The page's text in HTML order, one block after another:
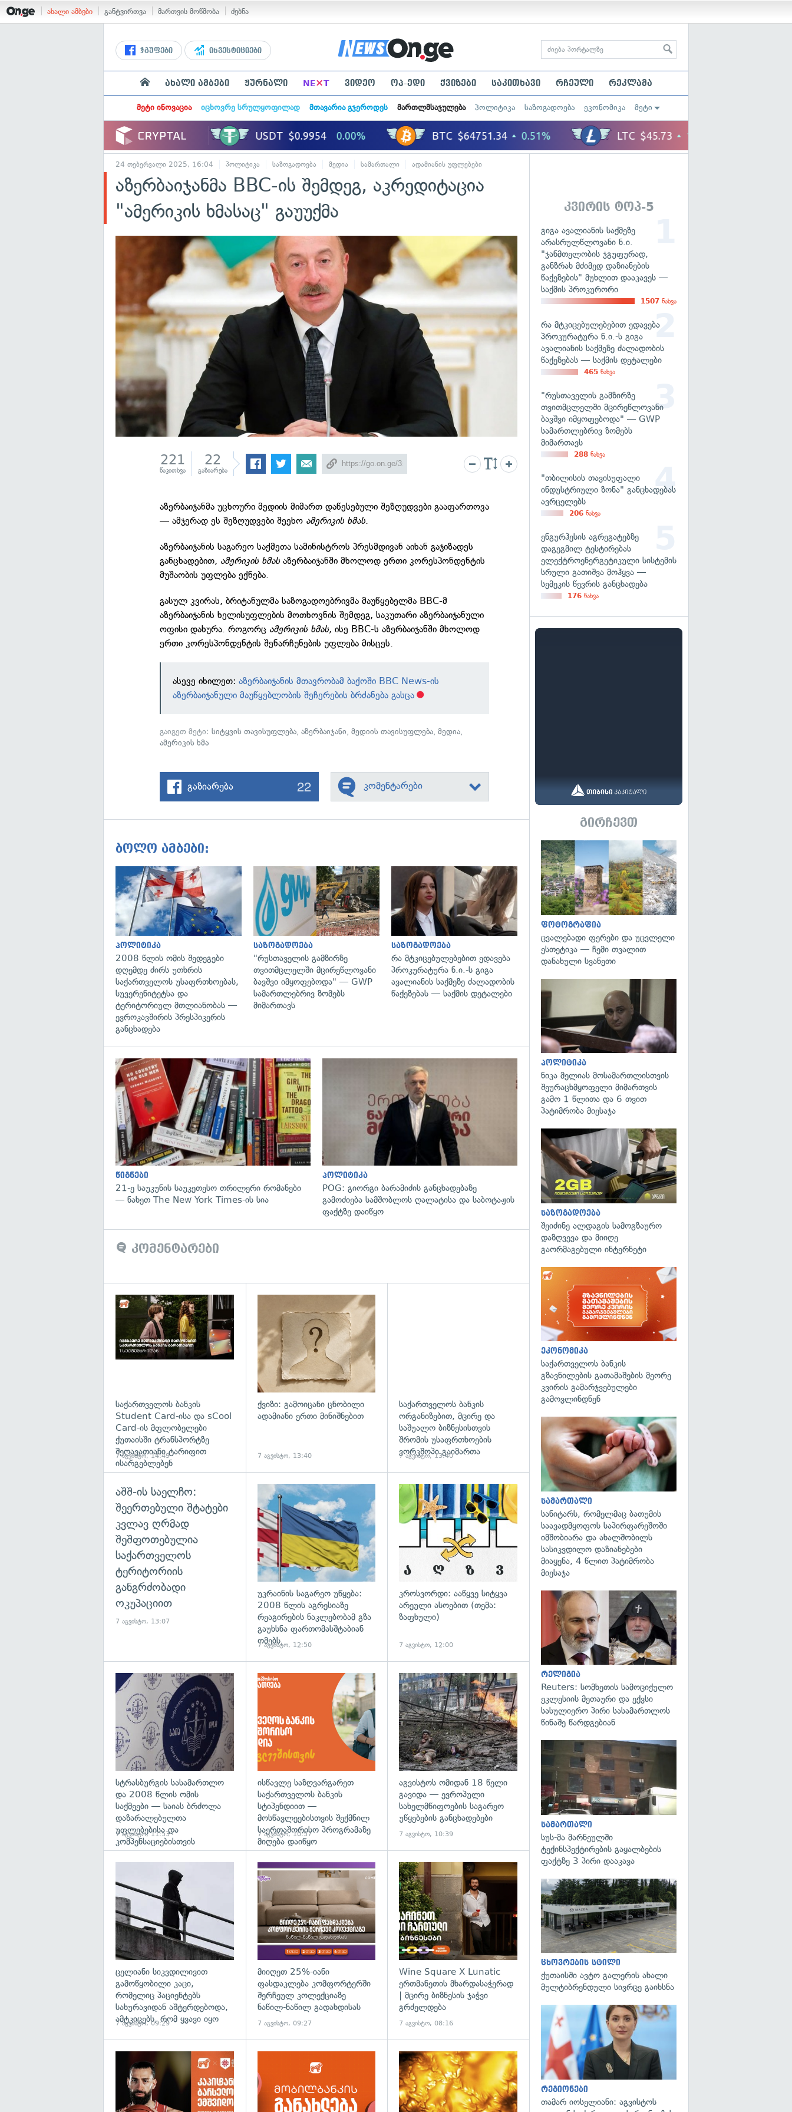
ახალი ამბები განტვირთვა მართვის მოწმობა ძებნა
ჯგუფები ინვესტიციები
ახალი ამბები ჟურნალი NE×T ვიდეო ოპ-ედი ქვიზები საკითხავი რჩეული რეკლამა
მეტი ინოვაცია იცხოვრე სრულყოფილად მთავარია გჯეროდეს მართლმსაჯულება პოლიტიკა საზოგადოება ეკონომიკა მეტი
24 თებერვალი 2025, 16:04 პოლიტიკა საზოგადოება მედია სამართალი ადამიანის უფლებები
აზერბაიჯანმა BBC-ის შემდეგ, აკრედიტაცია
"ამერიკის ხმასაც" გაუუქმა
221
წაკითხვა
22
გაზიარება
აზერბაიჯანმა უცხოური მედიის მიმართ დაწესებული შეზღუდვები გააფართოვა
— ამჯერად ეს შეზღუდვები შეეხო ამერიკის ხმას.
აზერბაიჯანის საგარეო საქმეთა სამინისტროს პრესმდივან აიხან გაჯიზადეს
განცხადებით, ამერიკის ხმასაზერბაიჯანში მხოლოდ ერთი კორესპონდენტის
მუშაობის უფლება ექნება.
გასულ კვირას, ბრიტანულმა საზოგადოებრივმა მაუწყებელმა BBC-მ
აზერბაიჯანის ხელისუფლების მოთხოვნის შემდეგ, საკუთარი აზერბაიჯანული
ოფისი დახურა. როგორც ამერიკის ხმას,ისე BBC-ს აზერბაიჯანში მხოლოდ
ერთი კორესპონდენტის შენარჩუნების უფლება მისცეს.
ასევე იხილეთ:აზერბაიჯანის მთავრობამ ბაქოში BBC News-ის
აზერბაიჯანული მაუწყებლობის შეჩერების ბრძანება გასცა
გაიგეთ მეტი:სიტყვის თავისუფლება,აზერბაიჯანი,მედიის თავისუფლება,მედია,
ამერიკის ხმა
გაზიარება 22 კომენტარები
ბოლო ამბები:
გადახედვა
პოლიტიკა
2008 წლის ომის შედეგები
დღემდე ძირს უთხრის
საქართველოს უსაფრთხოებას,
სუვერენიტეტსა და
ტერიტორიულ მთლიანობას —
ევროკავშირის პრესპიკერის
განცხადება
გადახედვა
საზოგადოება
"რუსთაველის გამზირზე
თვითმცლელში მცირეწლოვანი
ბავშვი იმყოფებოდა" — GWP
სამართლებრივ ზომებს
მიმართავს
გადახედვა
საზოგადოება
რა მტკიცებულებებით ედავება
პროკურატურა ნ.ი.-ს გიგა
ავალიანის საქმეზე ძალადობის
წაქეზებას — საქმის დეტალები
წიგნები
21-ე საუკუნის საუკეთესო თრილერი რომანები
— ნახეთ The New York Times-ის სია
გადახედვა
პოლიტიკა
POG: გიორგი ბარამიძის განცხადებაზე
გამოძიება სამშობლოს ღალატისა და საბოტაჟის
ფაქტზე დაიწყო
კომენტარები
საქართველოს ბანკის
Student Card-ისა და sCool
Card-ის მფლობელები
ქუთაისში ტრანსპორტზე
შეღავათიანი ტარიფით
ისარგებლებენ
7 აგვისტო, 14:49
ქვიზი: გამოიცანი ცნობილი
ადამიანი ერთი მინიშნებით
7 აგვისტო, 13:40
საქართველოს ბანკის
ორგანიზებით, მცირე და
საშუალო ბიზნესისთვის
შრომის უსაფრთხოების
ვორკშოპი გაიმართა
7 აგვისტო, 13:40
აშშ-ის საელჩო:
შეერთებული შტატები
კვლავ ღრმად
შეშფოთებულია
საქართველოს
ტერიტორიის
განგრძობადი
ოკუპაციით
7 აგვისტო, 13:07
გადახედვა
უკრაინის საგარეო უწყება:
2008 წლის აგრესიაზე
რეაგირების ნაკლებობამ გზა
გაუხსნა ფართომასშტაბიან
ომებს
7 აგვისტო, 12:50
გადახედვა
კროსვორდი: ააწყვე სიტყვა
არეული ასოებით (თემა:
ზაფხული)
7 აგვისტო, 12:00
გადახედვა
სტრასბურგის სასამართლო
და 2008 წლის ომის
საქმეები — საიას ბრძოლა
დაზარალებულთა
უფლებებისა და
კომპენსაციებისთვის
7 აგვისტო, 11:53
ისწავლე საზღვარგარეთ
საქართველოს ბანკის
სტიპენდიით —
მოსწავლეებისთვის შექმნილ
საერთაშორისო პროგრამაზე
მიღება დაიწყო
7 აგვისტო, 10:57
გადახედვა
აგვისტოს ომიდან 18 წელი
გავიდა — ევროპული
სახელმწიფოების საგარეო
უწყებების განცხადებები
7 აგვისტო, 10:39
გადახედვა
ცელიანი სიკვდილივით
გამოწყობილი კაცი,
რომელიც პაციენტებს
სახურავიდან აშტერდებოდა,
ამტკიცებს, რომ ყვავი იყო
7 აგვისტო, 09:29
მიიღეთ 25%-იანი
ფასდაკლება კომფორტერში
შერჩეულ კოლექციაზე
ნაწილ-ნაწილ გადახდისას
7 აგვისტო, 09:27
Wine Square X Lunatic
ერთმანეთის მხარდასაჭერად
| მცირე ბიზნესის ჯაჭვი
გრძელდება
7 აგვისტო, 08:16
გადახედვა
კვირის ტოპ-5
გიგა ავალიანის საქმეზე
არასრულწლოვანი ნ.ი.
"ჯანმთელობის ჯგუფურად,
განზრახ მძიმედ დაზიანების
წაქეზების" მუხლით დააკავეს —
საქმის პროკურორი
1507 ნახვა
რა მტკიცებულებებით ედავება
პროკურატურა ნ.ი.-ს გიგა
ავალიანის საქმეზე ძალადობის
წაქეზებას — საქმის დეტალები
465 ნახვა
"რუსთაველის გამზირზე
თვითმცლელში მცირეწლოვანი
ბავშვი იმყოფებოდა" — GWP
სამართლებრივ ზომებს
მიმართავს
288 ნახვა
"თბილისის თავისუფალი
ინდუსტრიული ზონა" განცხადებას
ავრცელებს
206 ნახვა
ენგურჰესის აგრეგატებზე
დაგეგმილ ტესტირებას
ელექტროენერგეტიკული სისტემის
სრული გათიშვა მოჰყვა —
სემეკის წევრის განცხადება
176 ნახვა
გირჩევთ
ფოტოგრაფია
ცვალებადი ფერები და უცვლელი
ესთეტიკა — ჩემი თვალით
დანახული სვანეთი
პოლიტიკა
ნიკა მელიას მოსამართლისთვის
შეურაცხმყოფელი მიმართვის
გამო 1 წლითა და 6 თვით
პატიმრობა მიესაჯა
საზოგადოება
შეიძინე ალდაგის სამოგზაურო
დაზღვევა და მიიღე
გაორმაგებული ინტერნეტი
ეკონომიკა
საქართველოს ბანკის
გზავნილების გათამაშების მეორე
კვირის გამარჯვებულები
გამოვლინდნენ
სამართალი
სანიტარს, რომელმაც ბათუმის
საავადმყოფოს საპირფარეშოში
იმშობიარა და ახალშობილს
სასიკვდილო დაზიანებები
მიაყენა, 4 წლით პატიმრობა
მიესაჯა
რელიგია
Reuters: სომხეთის სამოციქულო
ეკლესიის მეთაური და ექვსი
სასულიერო პირი სასამართლოს
წინაშე წარდგებიან
სამართალი
სუს-მა მარნეულში
ტექინსპექტირების გაყალბების
ფაქტზე 3 პირი დააკავა
ცხოვრების სტილი
ქუთაისში ავტო გალერის ახალი
მულტიბრენდული სივრცე გაიხსნა
რეგიონები
თამარ იოსელიანი: აგვისტოს